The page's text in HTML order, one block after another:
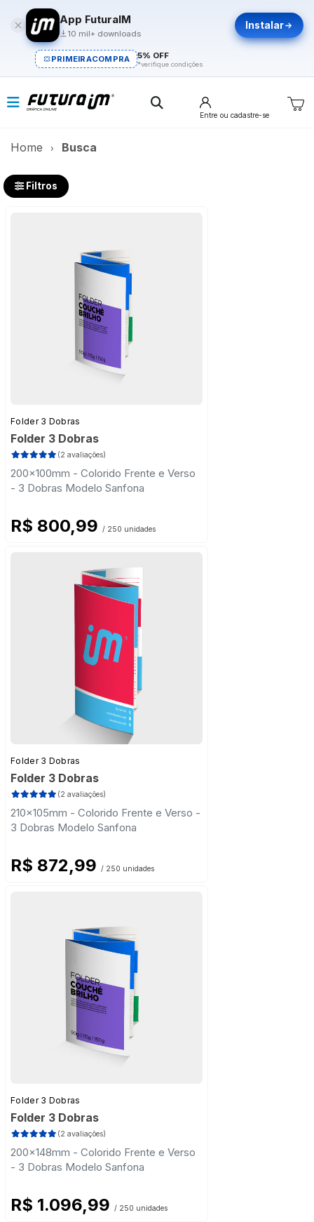
App FuturaIM
10 mil+ downloads
Instalar
PRIMEIRACOMPRA 5% OFF
*verifique condições
Entre ou cadastre-se
Home Busca
Filtros
Folder 3 Dobras
Folder 3 Dobras
(2 avaliações)
200x100mm - Colorido Frente e Verso
- 3 Dobras Modelo Sanfona
R$ 800,99 / 250 unidades
Folder 3 Dobras
Folder 3 Dobras
(2 avaliações)
210x105mm - Colorido Frente e Verso -
3 Dobras Modelo Sanfona
R$ 872,99 / 250 unidades
Folder 3 Dobras
Folder 3 Dobras
(2 avaliações)
200x148mm - Colorido Frente e Verso
- 3 Dobras Modelo Sanfona
R$ 1.096,99 / 250 unidades